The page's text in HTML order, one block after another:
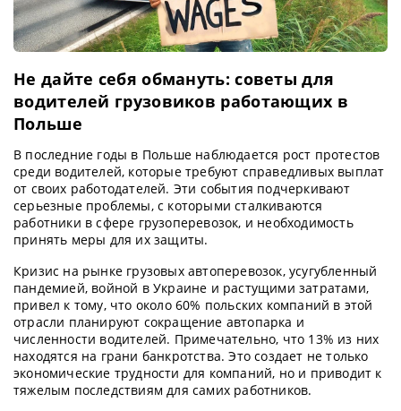
Не дайте себя обмануть: советы для
водителей грузовиков работающих в
Польше
В последние годы в Польше наблюдается рост протестов
среди водителей, которые требуют справедливых выплат
от своих работодателей. Эти события подчеркивают
серьезные проблемы, с которыми сталкиваются
работники в сфере грузоперевозок, и необходимость
принять меры для их защиты.
Кризис на рынке грузовых автоперевозок, усугубленный
пандемией, войной в Украине и растущими затратами,
привел к тому, что около 60% польских компаний в этой
отрасли планируют сокращение автопарка и
численности водителей. Примечательно, что 13% из них
находятся на грани банкротства. Это создает не только
экономические трудности для компаний, но и приводит к
тяжелым последствиям для самих работников.